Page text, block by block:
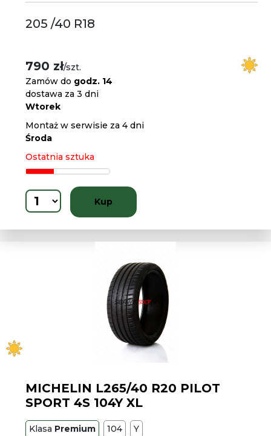
205 /40 R18
790 zł/szt.
Zamów do godz. 14
dostawa za 3 dni
Wtorek
Montaż w serwisie za 4 dni
Środa
Ostatnia sztuka
Kup
MICHELIN L265/40 R20 PILOT
SPORT 4S 104Y XL
Klasa Premium 104 Y